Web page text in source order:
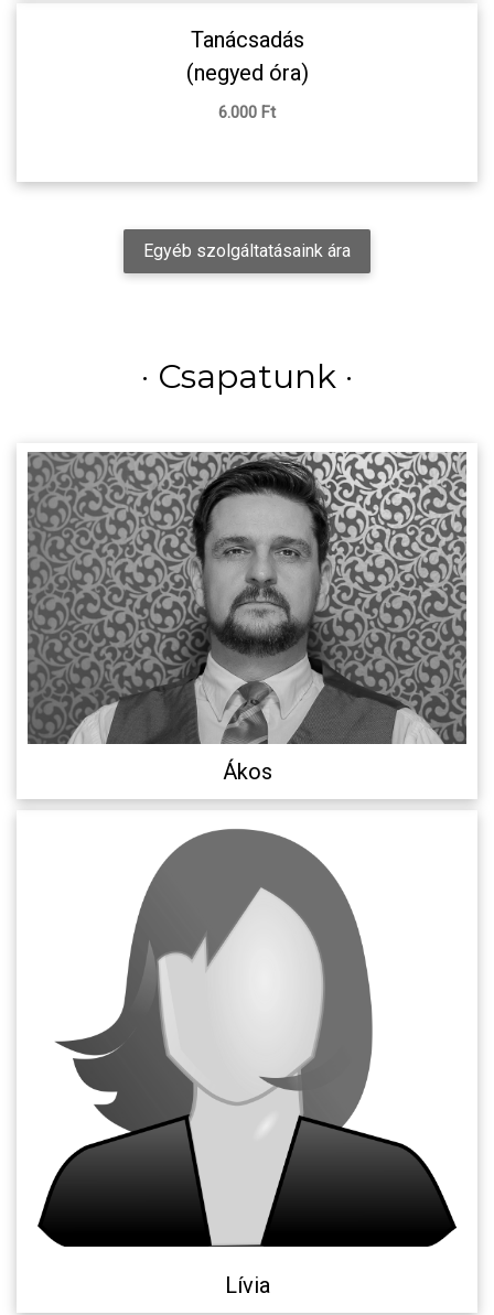
Tanácsadás
(negyed óra)
6.000 Ft
Egyéb szolgáltatásaink ára
· Csapatunk ·
Ákos
Lívia